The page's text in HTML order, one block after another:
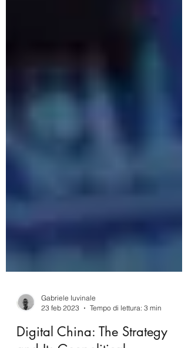
Gabriele Iuvinale
23 feb 2023
Tempo di lettura: 3 min